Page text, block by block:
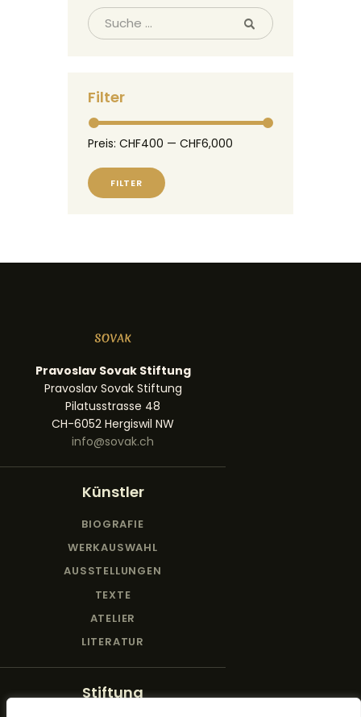
Filter
FILTER
Preis: CHF400 — CHF6,000
Pravoslav Sovak Stiftung
Pravoslav Sovak Stiftung
Pilatusstrasse 48
CH-6052 Hergiswil NW
info@sovak.ch
Künstler
BIOGRAFIE
WERKAUSWAHL
AUSSTELLUNGEN
TEXTE
ATELIER
LITERATUR
Stiftung